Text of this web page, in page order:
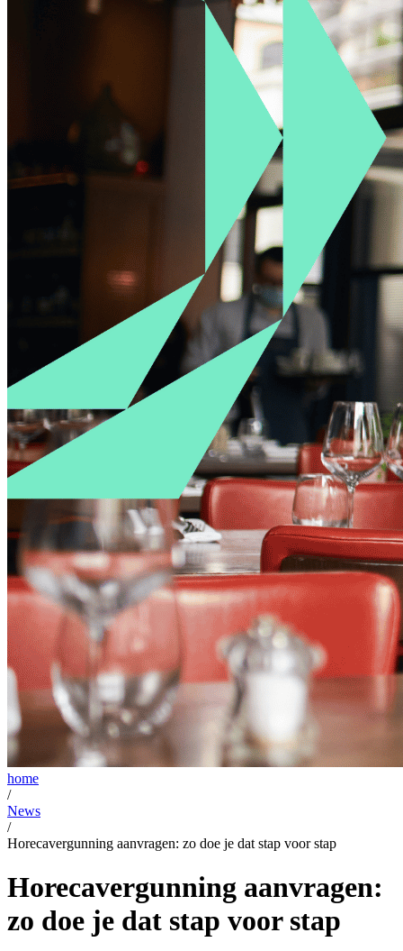
home
/
News
/
Horecavergunning aanvragen: zo doe je dat stap voor stap
Horecavergunning aanvragen:
zo doe je dat stap voor stap